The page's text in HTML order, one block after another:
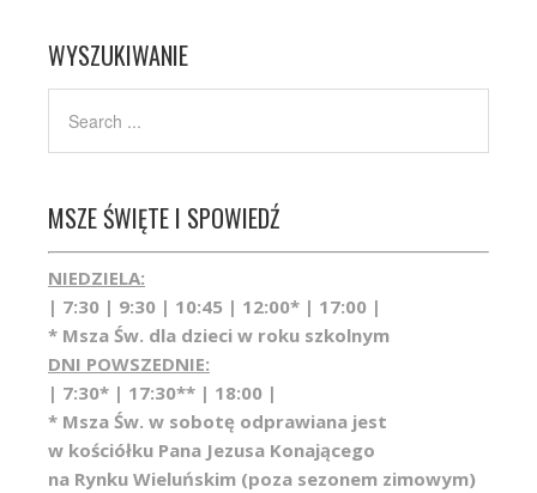
WYSZUKIWANIE
MSZE ŚWIĘTE I SPOWIEDŹ
NIEDZIELA:
| 7:30 | 9:30 | 10:45 | 12:00* | 17:00 |
* Msza Św. dla dzieci w roku szkolnym
DNI POWSZEDNIE:
| 7:30* | 17:30** | 18:00 |
* Msza Św. w sobotę odprawiana jest
w kościółku Pana Jezusa Konającego
na Rynku Wieluńskim (poza sezonem zimowym)